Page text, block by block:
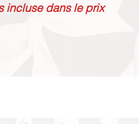
incluse dans le prix